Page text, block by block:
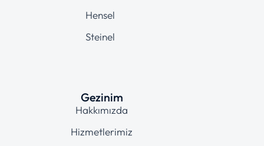
Hensel
Steinel
Gezinim
Hakkımızda
Hizmetlerimiz